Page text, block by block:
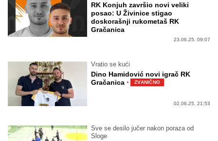
RK Konjuh završio novi veliki
posao: U Živinice stigao
doskorašnji rukometaš RK
Gračanica
23.06.25. 09:07
Vratio se kući
Dino Hamidović novi igrač RK
Gračanica · ZVANIČNO
02.06.25. 21:53
Sve se desilo jučer nakon poraza od
Sloge